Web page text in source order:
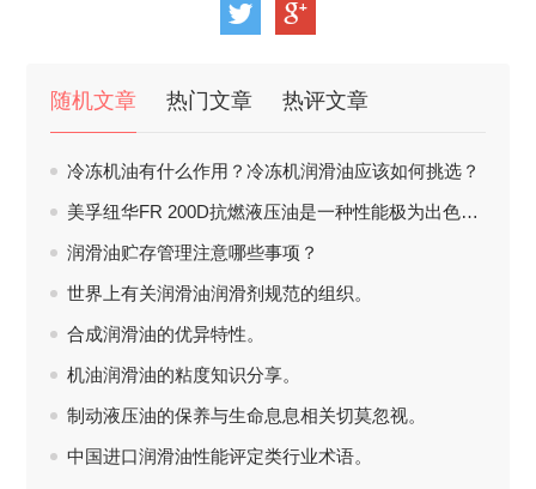
随机文章 热门文章 热评文章
冷冻机油有什么作用？冷冻机润滑油应该如何挑选？
美孚纽华FR 200D抗燃液压油是一种性能极为出色的水-二醇型抗燃液压油。
润滑油贮存管理注意哪些事项？
世界上有关润滑油润滑剂规范的组织。
合成润滑油的优异特性。
机油润滑油的粘度知识分享。
制动液压油的保养与生命息息相关切莫忽视。
中国进口润滑油性能评定类行业术语。